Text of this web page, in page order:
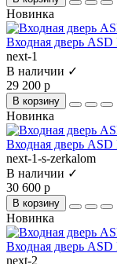
Новинка
Входная дверь ASD
next-1
В наличии ✓
29 200 р
В корзину
Новинка
Входная дверь ASD
next-1-s-zerkalom
В наличии ✓
30 600 р
В корзину
Новинка
Входная дверь ASD
next-2